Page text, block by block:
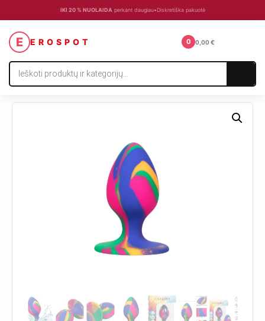
IKI 20 % NUOLAIDA perkant daugiau•Diskretiška pakuotė
E EROSPOT
Products
search
0 0,00 €